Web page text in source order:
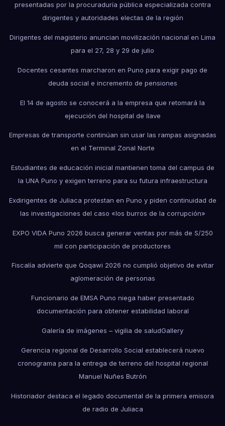
presentadas por la procuraduría pública especializada contra
dirigentes y autoridades electas de la región
Dirigentes del magisterio anuncian movilización nacional en Lima
para el 27, 28 y 29 de julio
Docentes cesantes marcharon en Puno para exigir pago de
deuda social e incremento de pensiones
El 14 de agosto se conocerá a la empresa que retomará la
ejecución del hospital de Ilave
Empresas de transporte continúan sin usar las rampas asignadas
en el Terminal Zonal Norte
Estudiantes de educación inicial mantienen toma del campus de
la UNA Puno y exigen terreno para su futura infraestructura
Exdirigentes de Juliaca protestan en Puno y piden continuidad de
las investigaciones del caso «los burros de la corrupción»
EXPO VIDA Puno 2026 busca generar ventas por más de S/250
mil con participación de productores
Fiscalía advierte que Qoqawi 2026 no cumplió objetivo de evitar
aglomeración de personas
Funcionario de EMSA Puno niega haber presentado
documentación para obtener estabilidad laboral
Galería de imágenes – vigilia de saludGallery
Gerencia regional de Desarrollo Social establecerá nuevo
cronograma para la entrega de terreno del hospital regional
Manuel Nuñes Butrón
Historiador destaca el legado documental de la primera emisora
de radio de Juliaca